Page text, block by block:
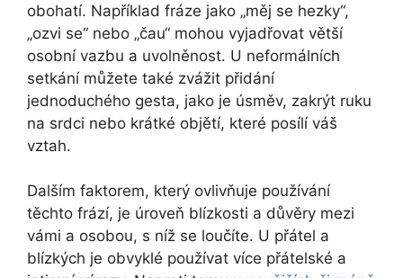
obohatí. Například fráze jako „měj se hezky“,
„ozvi se“ nebo „čau“ mohou vyjadřovat větší
osobní vazbu a uvolněnost. U neformálních
setkání můžete také zvážit přidání
jednoduchého gesta, jako je úsměv, zakrýt ruku
na srdci nebo krátké objětí, které posílí váš
vztah.
Dalším faktorem, který ovlivňuje používání
těchto frází, je úroveň blízkosti a důvěry mezi
vámi a osobou, s níž se loučíte. U přátel a
blízkých je obvyklé používat více přátelské a